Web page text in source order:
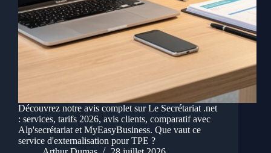
Découvrez notre avis complet sur Le Secrétariat .net
: services, tarifs 2026, avis clients, comparatif avec
Alp'secrétariat et MyEasyBusiness. Que vaut ce
service d'externalisation pour TPE ?